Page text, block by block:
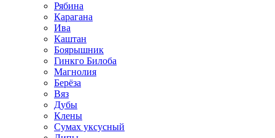
Рябина
Карагана
Ива
Каштан
Боярышник
Гинкго Билоба
Магнолия
Берёза
Вяз
Дубы
Клены
Сумах уксусный